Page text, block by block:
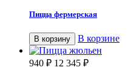
Пицца фермерская
В корзину В корзине
940 ₽ 12 345 ₽